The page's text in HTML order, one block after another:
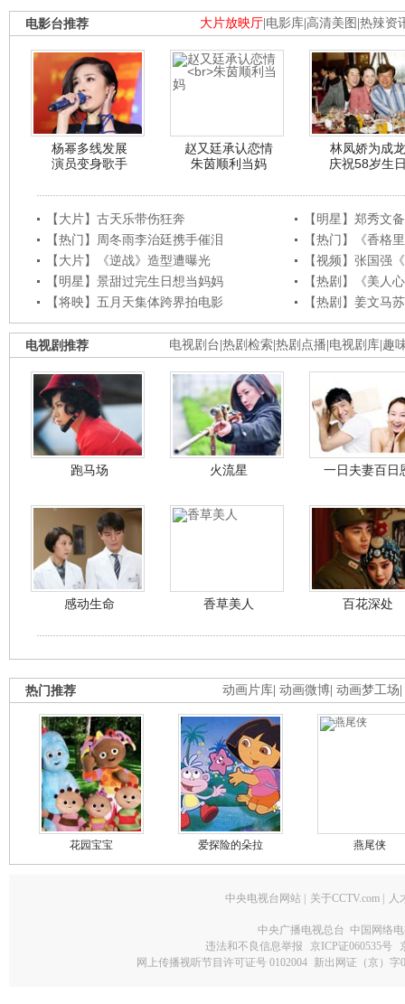
大片放映厅 电影库 高清美图 热辣资
电影台推荐
杨幂多线发展
演员变身歌手
赵又廷承认恋情
朱茵顺利当妈
林凤娇为成龙
庆祝58岁生
【大片】古天乐带伤狂奔
【明星】郑秀文
【热门】周冬雨李治廷携手催泪
【热门】《香格
【大片】《逆战》造型遭曝光
【视频】张国强
【明星】景甜过完生日想当妈妈
【热剧】《美人
【将映】五月天集体跨界拍电影
【热剧】姜文马
电视剧台 热剧检索 热剧点播 电视剧库 趣
电视剧推荐
跑马场 火流星 一日夫妻百日
感动生命 香草美人 百花深处
动画片库 动画微博 动画梦工场
热门推荐
花园宝宝 爱探险的朵拉 燕尾侠
中央电视台网站 关于CCTV.com 人
中央广播电视总台 中国网络
违法和不良信息举报
京ICP证060535号
网上传播视听节目许可证号 0102004 新出网证（京）